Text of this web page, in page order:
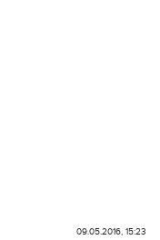
09.05.2016, 15:23